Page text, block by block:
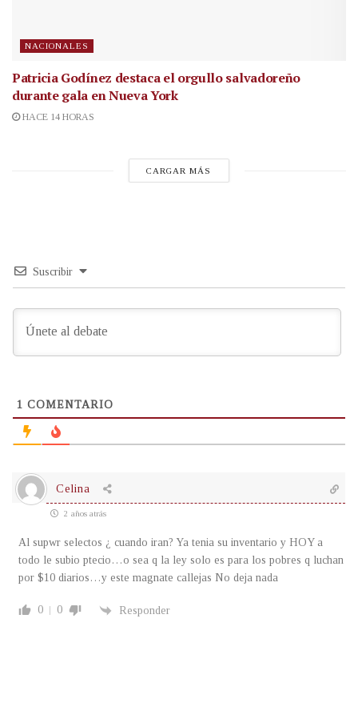
NACIONALES
Patricia Godínez destaca el orgullo salvadoreño
durante gala en Nueva York
HACE 14 HORAS
CARGAR MÁS
Suscribir
1 COMENTARIO
Celina
2 años atrás
Al supwr selectos ¿ cuando iran? Ya tenia su inventario y HOY a
todo le subio ptecio…o sea q la ley solo es para los pobres q luchan
por $10 diarios…y este magnate callejas No deja nada
0 0 Responder